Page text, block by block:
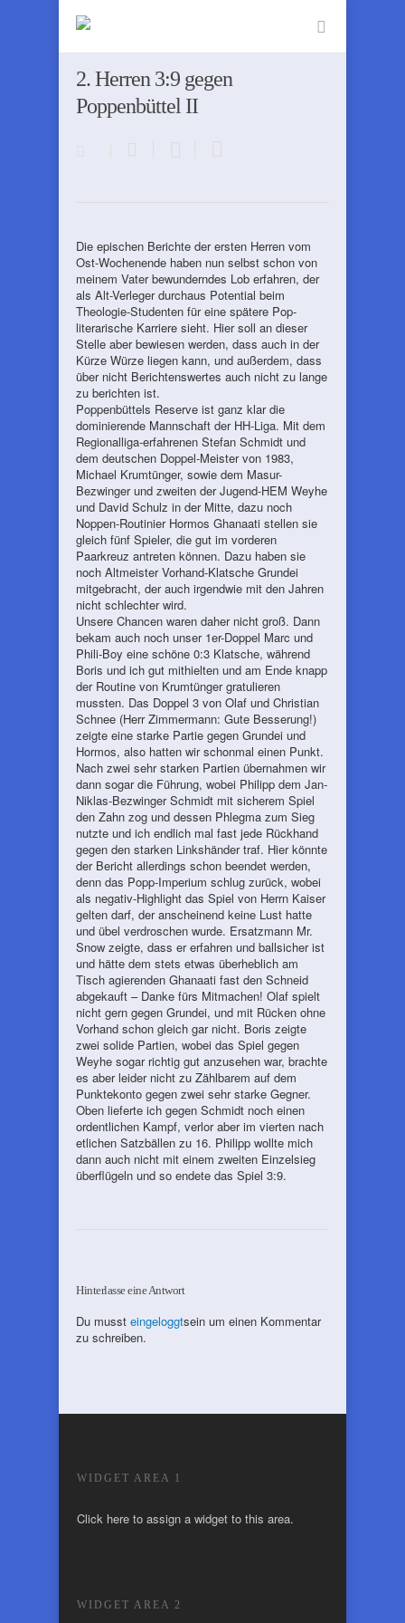
2. Herren 3:9 gegen
Poppenbüttel II
Die epischen Berichte der ersten Herren vom
Ost-Wochenende haben nun selbst schon von
meinem Vater bewunderndes Lob erfahren, der
als Alt-Verleger durchaus Potential beim
Theologie-Studenten für eine spätere Pop-
literarische Karriere sieht. Hier soll an dieser
Stelle aber bewiesen werden, dass auch in der
Kürze Würze liegen kann, und außerdem, dass
über nicht Berichtenswertes auch nicht zu lange
zu berichten ist.
Poppenbüttels Reserve ist ganz klar die
dominierende Mannschaft der HH-Liga. Mit dem
Regionalliga-erfahrenen Stefan Schmidt und
dem deutschen Doppel-Meister von 1983,
Michael Krumtünger, sowie dem Masur-
Bezwinger und zweiten der Jugend-HEM Weyhe
und David Schulz in der Mitte, dazu noch
Noppen-Routinier Hormos Ghanaati stellen sie
gleich fünf Spieler, die gut im vorderen
Paarkreuz antreten können. Dazu haben sie
noch Altmeister Vorhand-Klatsche Grundei
mitgebracht, der auch irgendwie mit den Jahren
nicht schlechter wird.
Unsere Chancen waren daher nicht groß. Dann
bekam auch noch unser 1er-Doppel Marc und
Phili-Boy eine schöne 0:3 Klatsche, während
Boris und ich gut mithielten und am Ende knapp
der Routine von Krumtünger gratulieren
mussten. Das Doppel 3 von Olaf und Christian
Schnee (Herr Zimmermann: Gute Besserung!)
zeigte eine starke Partie gegen Grundei und
Hormos, also hatten wir schonmal einen Punkt.
Nach zwei sehr starken Partien übernahmen wir
dann sogar die Führung, wobei Philipp dem Jan-
Niklas-Bezwinger Schmidt mit sicherem Spiel
den Zahn zog und dessen Phlegma zum Sieg
nutzte und ich endlich mal fast jede Rückhand
gegen den starken Linkshänder traf. Hier könnte
der Bericht allerdings schon beendet werden,
denn das Popp-Imperium schlug zurück, wobei
als negativ-Highlight das Spiel von Herrn Kaiser
gelten darf, der anscheinend keine Lust hatte
und übel verdroschen wurde. Ersatzmann Mr.
Snow zeigte, dass er erfahren und ballsicher ist
und hätte dem stets etwas überheblich am
Tisch agierenden Ghanaati fast den Schneid
abgekauft – Danke fürs Mitmachen! Olaf spielt
nicht gern gegen Grundei, und mit Rücken ohne
Vorhand schon gleich gar nicht. Boris zeigte
zwei solide Partien, wobei das Spiel gegen
Weyhe sogar richtig gut anzusehen war, brachte
es aber leider nicht zu Zählbarem auf dem
Punktekonto gegen zwei sehr starke Gegner.
Oben lieferte ich gegen Schmidt noch einen
ordentlichen Kampf, verlor aber im vierten nach
etlichen Satzbällen zu 16. Philipp wollte mich
dann auch nicht mit einem zweiten Einzelsieg
überflügeln und so endete das Spiel 3:9.
Hinterlasse eine Antwort
Du musst eingeloggtsein um einen Kommentar
zu schreiben.
WIDGET AREA 1
Click here to assign a widget to this area.
WIDGET AREA 2